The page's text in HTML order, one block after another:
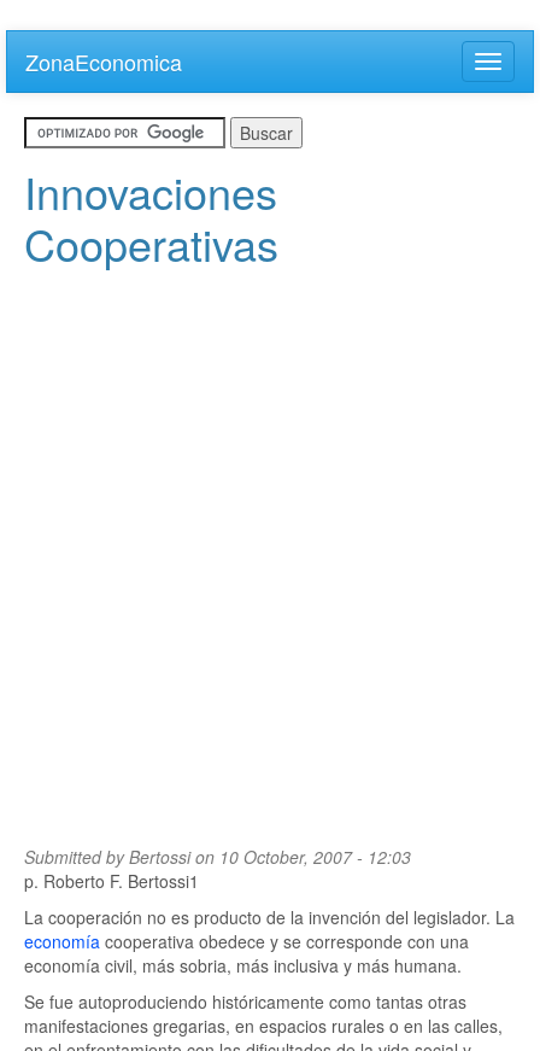
main
content
ZonaEconomica
Toggle
Innovaciones
Cooperativas
Submitted byBertossion 10 October, 2007 - 12:03
p. Roberto F. Bertossi1
La cooperación no es producto de la invención del legislador. La
economía cooperativa obedece y se corresponde con una
economía civil, más sobria, más inclusiva y más humana.
Se fue autoproduciendo históricamente como tantas otras
manifestaciones gregarias, en espacios rurales o en las calles,